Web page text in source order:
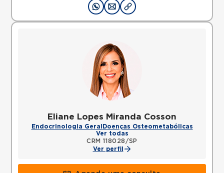
Eliane Lopes Miranda Cosson
Endocrinologia Geral Doenças Osteometabólicas
Ver todas
CRM 118028/SP
Ver perfil